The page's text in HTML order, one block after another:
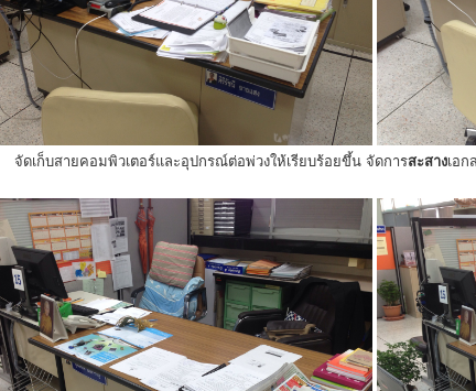
จัดเก็บสายคอมพิวเตอร์และอุปกรณ์ต่อพ่วงให้เรียบร้อยขึ้น จัดการสะสางเอก